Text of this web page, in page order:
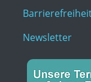
Newsletter